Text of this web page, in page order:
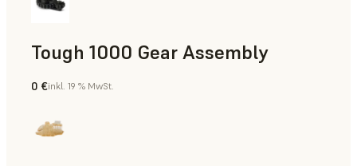
Tough 1000 Gear Assembly
Technik
0 €inkl. 19 % MwSt.